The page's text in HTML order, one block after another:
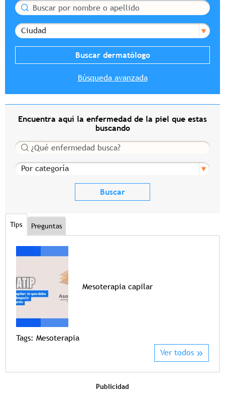
Buscar
Ciudad
Búsqueda avanzada
Encuentra aquí la enfermedad de la piel que estas
buscando
Buscar
Por categoría
Tips Preguntas
Mesoterapia capilar
Tags: Mesoterapia
Ver todos
Publicidad